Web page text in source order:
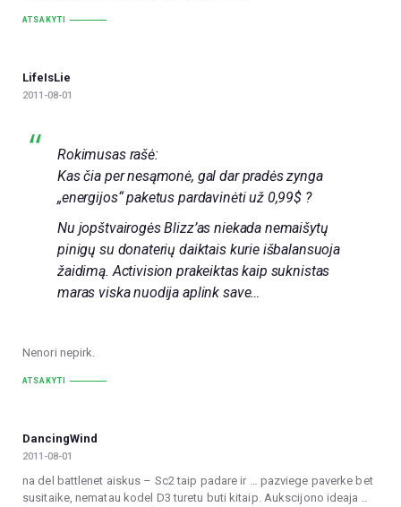
ATSAKYTI
LifeIsLie
2011-08-01
Rokimusas rašė:
Kas čia per nesąmonė, gal dar pradės zynga
„energijos“ paketus pardavinėti už 0,99$ ?
Nu jopštvairogės Blizz’as niekada nemaišytų
pinigų su donaterių daiktais kurie išbalansuoja
žaidimą. Activision prakeiktas kaip suknistas
maras viska nuodija aplink save…
Nenori nepirk.
ATSAKYTI
DancingWind
2011-08-01
na del battlenet aiskus – Sc2 taip padare ir … pazviege paverke bet
susitaike, nematau kodel D3 turetu buti kitaip. Aukscijono ideaja ..